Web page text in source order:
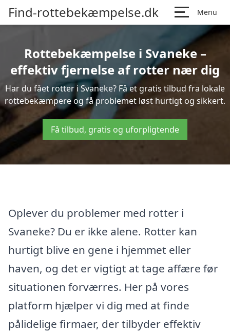
Find-rottebekæmpelse.dk Menu
Rottebekæmpelse i Svaneke –
effektiv fjernelse af rotter nær dig
Har du fået rotter i Svaneke? Få et gratis tilbud fra lokale
rottebekæmpere og få problemet løst hurtigt og sikkert.
Få tilbud, gratis og uforpligtende
Oplever du problemer med rotter i
Svaneke? Du er ikke alene. Rotter kan
hurtigt blive en gene i hjemmet eller
haven, og det er vigtigt at tage affære før
situationen forværres. Her på vores
platform hjælper vi dig med at finde
pålidelige firmaer, der tilbyder effektiv